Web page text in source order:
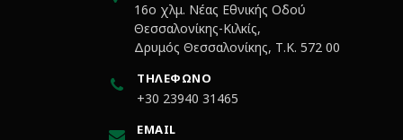
16ο χλμ. Νέας Εθνικής Οδού
Θεσσαλονίκης-Κιλκίς,
Δρυμός Θεσσαλονίκης, Τ.Κ. 572 00
ΤΗΛΈΦΩΝΟ
+30 23940 31465
EMAIL